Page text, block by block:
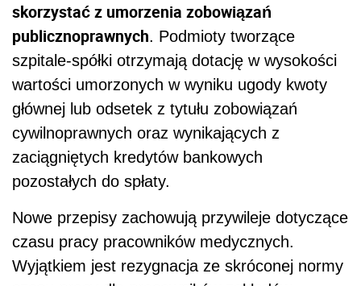
skorzystać z umorzenia zobowiązań
publicznoprawnych. Podmioty tworzące
szpitale-spółki otrzymają dotację w wysokości
wartości umorzonych w wyniku ugody kwoty
głównej lub odsetek z tytułu zobowiązań
cywilnoprawnych oraz wynikających z
zaciągniętych kredytów bankowych
pozostałych do spłaty.
Nowe przepisy zachowują przywileje dotyczące
czasu pracy pracowników medycznych.
Wyjątkiem jest rezygnacja ze skróconej normy